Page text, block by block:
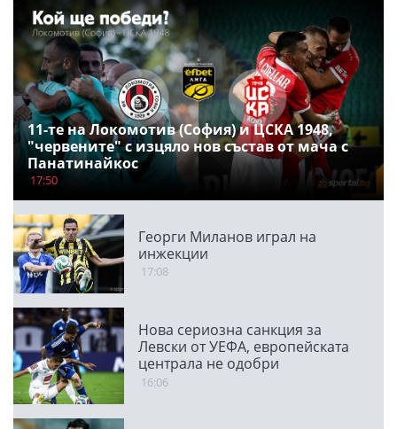
11-те на Локомотив (София) и ЦСКА 1948,
"червените" с изцяло нов състав от мача с
Панатинайкос
17:50
Георги Миланов играл на
инжекции
17:08
Нова сериозна санкция за
Левски от УЕФА, европейската
централа не одобри
транспарант
16:06